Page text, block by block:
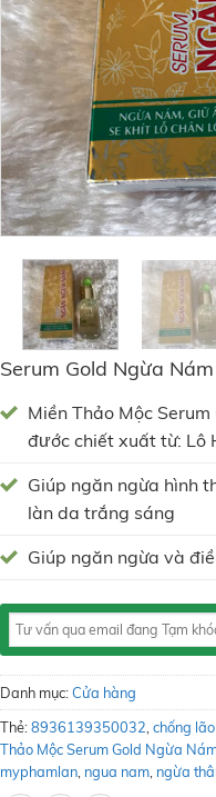
Serum Gold Ngừa
Miền Thảo Mộc
đước chiết xuất từ: Lô
Giúp ngăn ngừa hình
làn da trắng sáng
Giúp ngăn ngừa và
Danh mục:Cửa hàng
Thẻ:8936139350032 chống
Thảo Mộc Serum Gold Ngừa
myphamlan ngua nam ngừa